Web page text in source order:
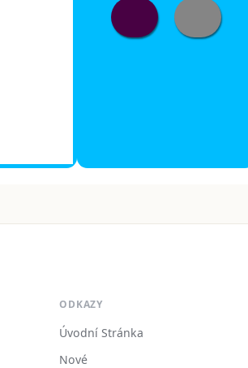
ODKAZY
Úvodní Stránka
Nové